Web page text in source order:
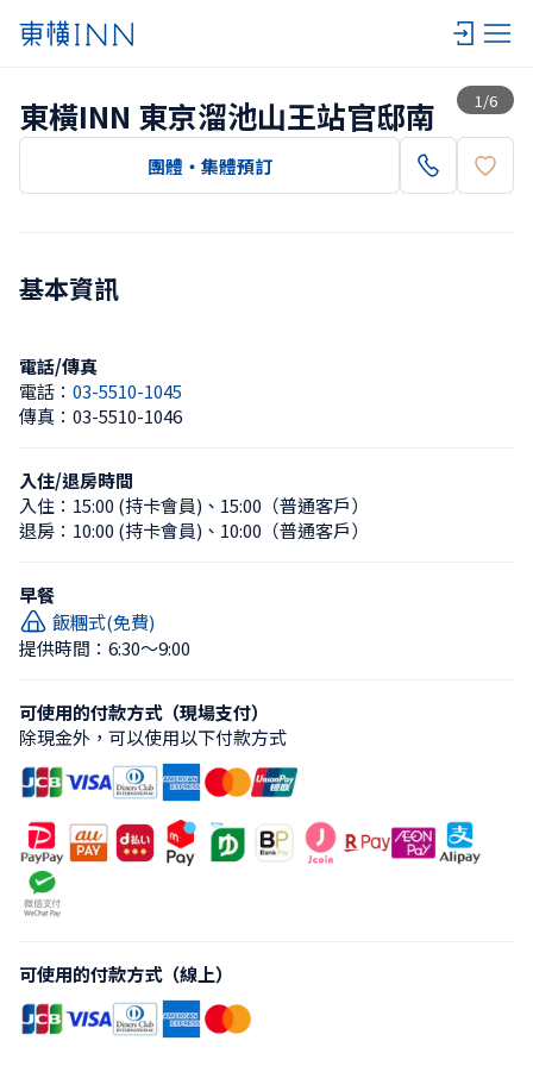
1 /6
查看一覽
東橫INN 東京溜池山王站官邸南
團體・集體預訂
基本資訊
電話/傳真
電話： 03-5510-1045
傳真： 03-5510-1046
入住/退房時間
入住： 15:00 (持卡會員) 、 15:00（普通客戶）
退房： 10:00 (持卡會員) 、 10:00（普通客戶）
早餐
飯糰式(免費)
提供時間：6:30〜9:00
可使用的付款方式（現場支付）
除現金外，可以使用以下付款方式
可使用的付款方式（線上）